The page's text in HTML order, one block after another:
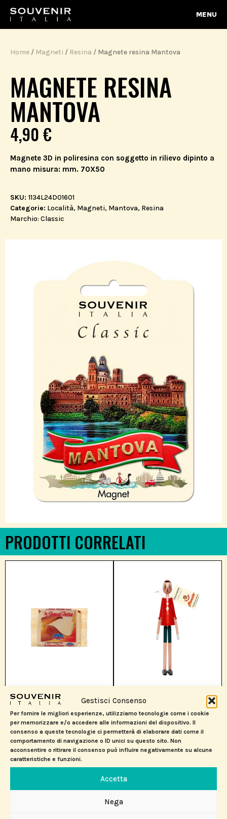
Gestisci Consenso
Per fornire le migliori esperienze, utilizziamo tecnologie come i cookie
per memorizzare e/o accedere alle informazioni del dispositivo. Il
consenso a queste tecnologie ci permetterà di elaborare dati come il
comportamento di navigazione o ID unici su questo sito. Non
acconsentire o ritirare il consenso può influire negativamente su alcune
caratteristiche e funzioni.
Accetta
Nega
MENU
Home / Magneti / Resina / Magnete resina Mantova
MAGNETE RESINA
MANTOVA
4,90€
Magnete 3D in poliresina con soggetto in rilievo dipinto a
mano misura: mm. 70X50
SKU: 1134L24D01601
Categorie: Località, Magneti, Mantova, Resina
Marchio: Classic
PRODOTTI CORRELATI
SAPORFETTE GRANA PADANO
5,90
PINOCCHIO BURATTINO GRANDE
14,90
€